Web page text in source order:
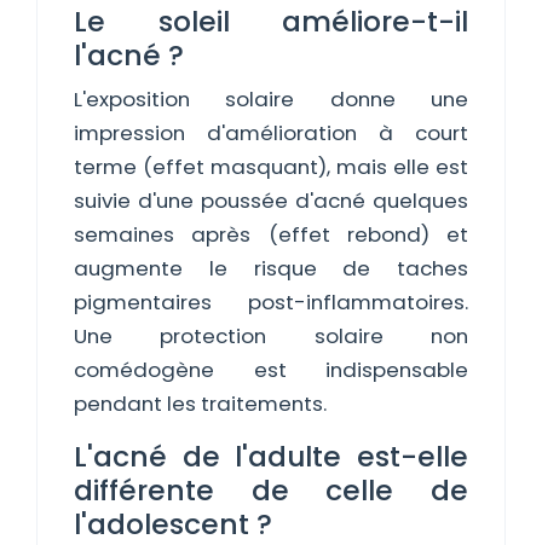
Le soleil améliore-t-il
l'acné ?
L'exposition solaire donne une
impression d'amélioration à court
terme (effet masquant), mais elle est
suivie d'une poussée d'acné quelques
semaines après (effet rebond) et
augmente le risque de taches
pigmentaires post-inflammatoires.
Une protection solaire non
comédogène est indispensable
pendant les traitements.
L'acné de l'adulte est-elle
différente de celle de
l'adolescent ?